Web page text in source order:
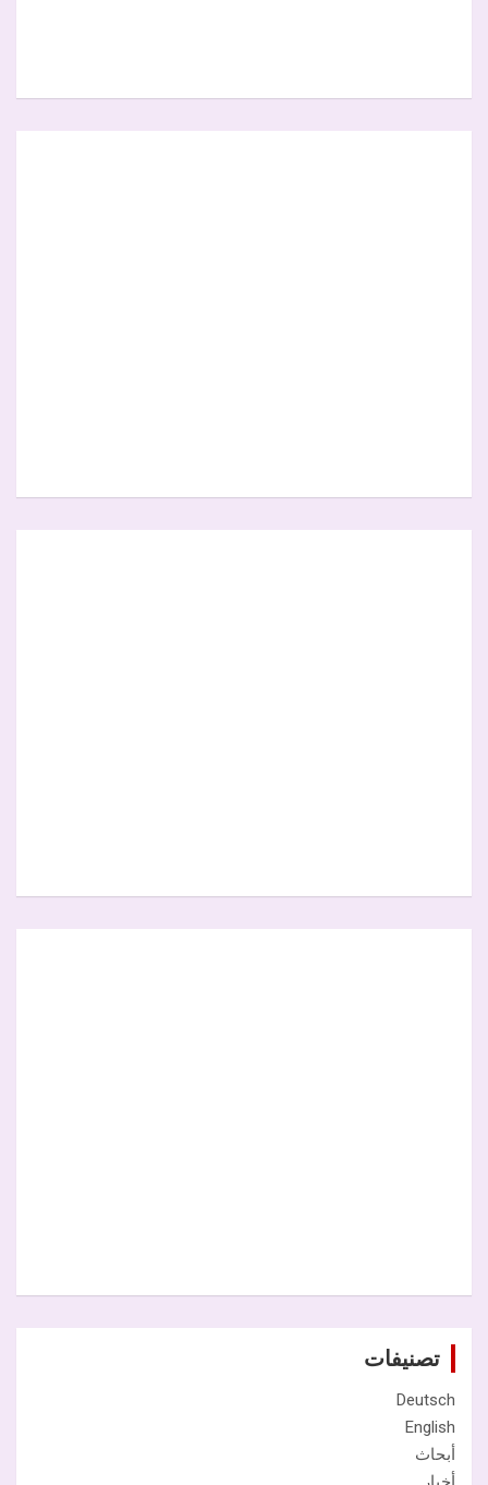
تصنيفات
Deutsch
English
أبحاث